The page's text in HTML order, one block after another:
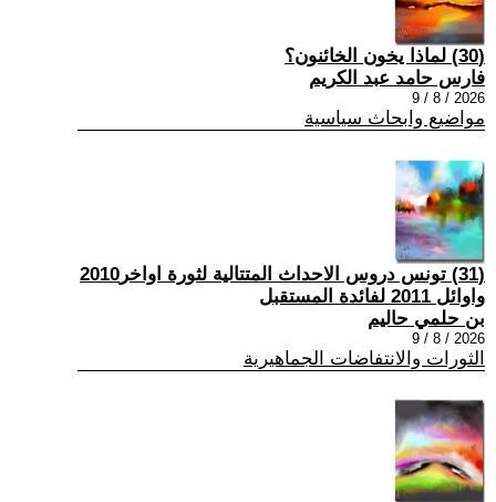
(30) لماذا يخون الخائنون؟
فارس حامد عبد الكريم
2026 / 8 / 9
مواضيع وابحاث سياسية
(31) تونس دروس الاحداث المتتالية لثورة اواخر2010
واوائل 2011 لفائدة المستقبل
بن حلمي حاليم
2026 / 8 / 9
الثورات والانتفاضات الجماهيرية